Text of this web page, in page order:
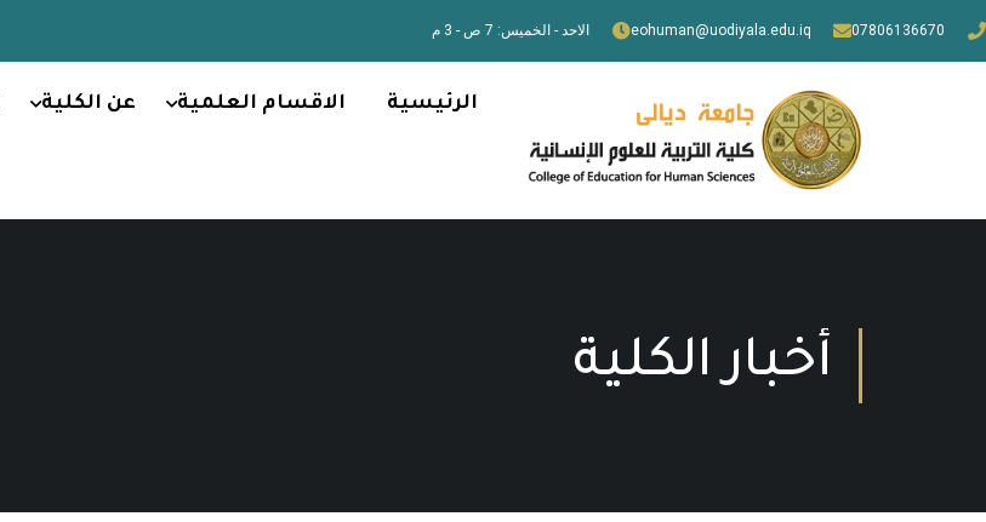
07806136670
eohuman@uodiyala.edu.iq الاحد - الخميس: 7 ص - 3 م
الرئيسية الاقسام العلمية عن الكلية
أخبار الكلية